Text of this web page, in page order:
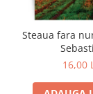
Steaua fara
16,00